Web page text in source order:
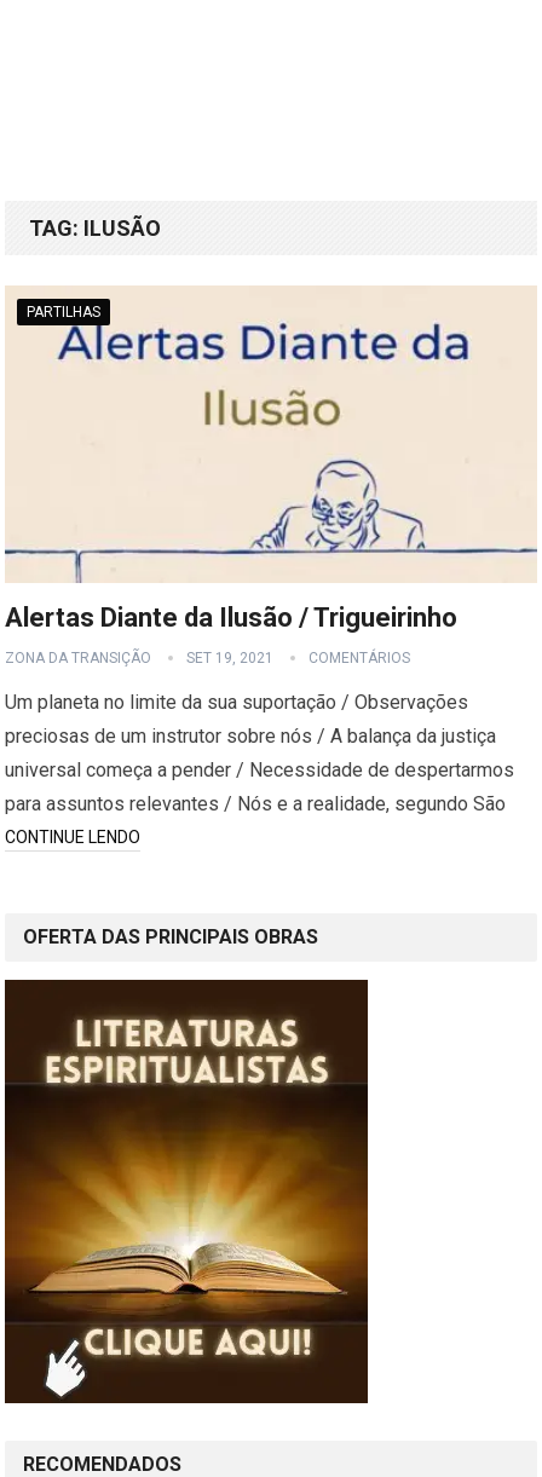
TAG: ILUSÃO
PARTILHAS
Alertas Diante da Ilusão / Trigueirinho
ZONA DA TRANSIÇÃO SET 19, 2021 COMENTÁRIOS
Um planeta no limite da sua suportação / Observações
preciosas de um instrutor sobre nós / A balança da justiça
universal começa a pender / Necessidade de despertarmos
para assuntos relevantes / Nós e a realidade, segundo São
CONTINUE LENDO
OFERTA DAS PRINCIPAIS OBRAS
RECOMENDADOS